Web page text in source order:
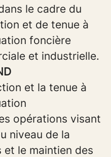
le cadre du
et de tenue à
foncière
et industrielle.
et la tenue à
opérations visant
niveau de la
le maintien des